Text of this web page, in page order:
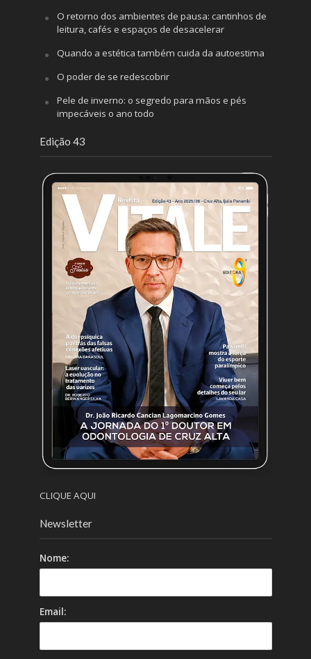
O retorno dos ambientes de pausa: cantinhos de
leitura, cafés e espaços de desacelerar
Quando a estética também cuida da autoestima
O poder de se redescobrir
Pele de inverno: o segredo para mãos e pés
impecáveis o ano todo
Edição 43
CLIQUE AQUI
Newsletter
Nome:
Email: